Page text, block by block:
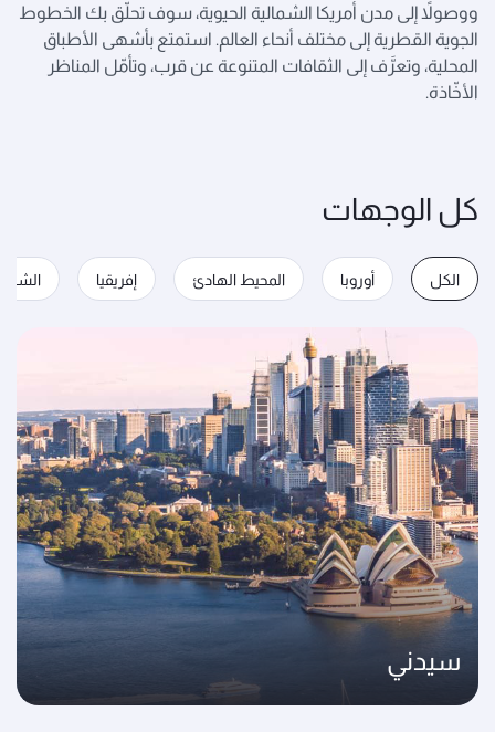
ووصولاً إلى مدن أمريكا الشمالية الحيوية، سوف تحلّق بك الخطوط
الجوية القطرية إلى مختلف أنحاء العالم. استمتع بأشهى الأطباق
المحلية، وتعرَّف إلى الثقافات المتنوعة عن قرب، وتأمّل المناظر
الأخّاذة.
كل الوجهات
الكل أوروبا المحيط الهادئ إفريقيا
سيدني